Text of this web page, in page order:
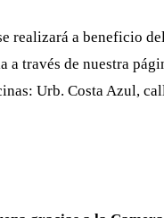
realizará a beneficio
a través de nuestra
Urb. Costa Azul,